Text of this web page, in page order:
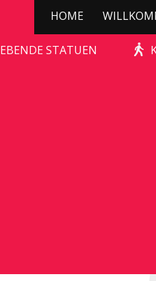
HOME
STATUEN
CHAGRIJNIGE